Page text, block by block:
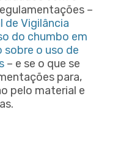
–
de Vigilância
do chumbo em
sobre o uso de
– e se o que se
para,
pelo material e